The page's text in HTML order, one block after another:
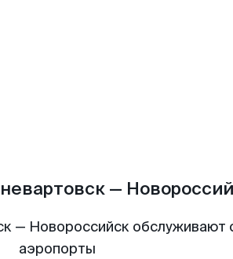
—
— Новороссийск
аэропорты